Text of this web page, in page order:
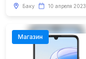
Баку 10 апреля 2023
Магазин